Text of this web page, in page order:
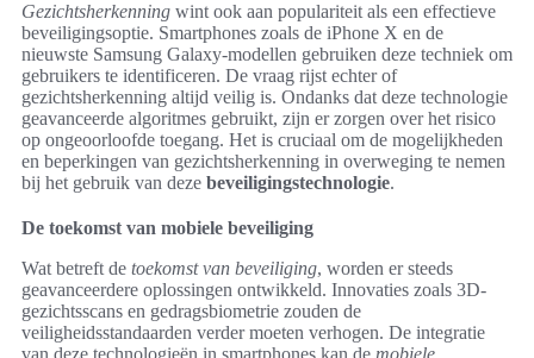
Gezichtsherkenning wint ook aan populariteit als een effectieve
beveiligingsoptie. Smartphones zoals de iPhone X en de
nieuwste Samsung Galaxy-modellen gebruiken deze techniek om
gebruikers te identificeren. De vraag rijst echter of
gezichtsherkenning altijd veilig is. Ondanks dat deze technologie
geavanceerde algoritmes gebruikt, zijn er zorgen over het risico
op ongeoorloofde toegang. Het is cruciaal om de mogelijkheden
en beperkingen van gezichtsherkenning in overweging te nemen
bij het gebruik van deze beveiligingstechnologie.
De toekomst van mobiele beveiliging
Wat betreft de toekomst van beveiliging, worden er steeds
geavanceerdere oplossingen ontwikkeld. Innovaties zoals 3D-
gezichtsscans en gedragsbiometrie zouden de
veiligheidsstandaarden verder moeten verhogen. De integratie
van deze technologieën in smartphones kan de mobiele